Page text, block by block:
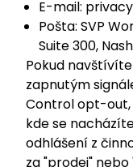
E-mail:
Pošta: SVP
Suite 300,
Pokud
zapnutým
Control opt-out,
kde se
odhlášení z
za "prodej"